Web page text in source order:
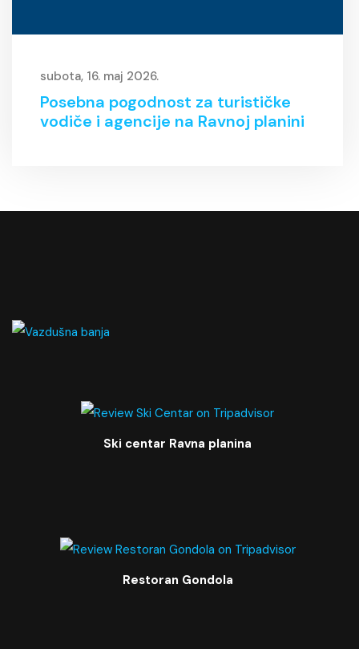
subota, 16. maj 2026.
Posebna pogodnost za turističke
vodiče i agencije na Ravnoj planini
Ski centar Ravna planina
Restoran Gondola